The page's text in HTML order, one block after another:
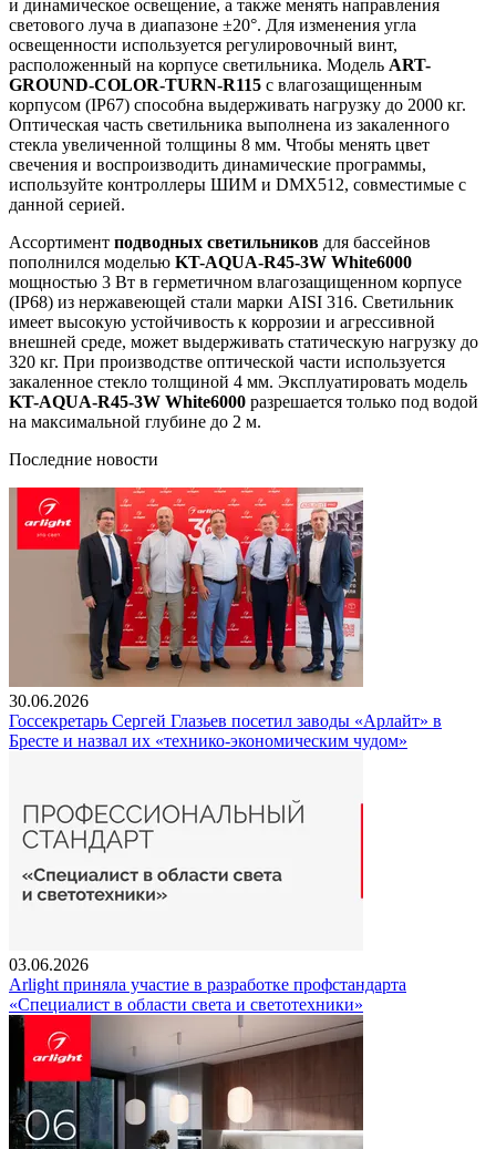
и динамическое освещение, а также менять направления
светового луча в диапазоне ±20°. Для изменения угла
освещенности используется регулировочный винт,
расположенный на корпусе светильника. Модель ART-
GROUND-COLOR-TURN-R115 с влагозащищенным
корпусом (IP67) способна выдерживать нагрузку до 2000 кг.
Оптическая часть светильника выполнена из закаленного
стекла увеличенной толщины 8 мм. Чтобы менять цвет
свечения и воспроизводить динамические программы,
используйте контроллеры ШИМ и DMX512, совместимые с
данной серией.
Ассортимент подводных светильников для бассейнов
пополнился моделью KT-AQUA-R45-3W White6000
мощностью 3 Вт в герметичном влагозащищенном корпусе
(IP68) из нержавеющей стали марки AISI 316. Светильник
имеет высокую устойчивость к коррозии и агрессивной
внешней среде, может выдерживать статическую нагрузку до
320 кг. При производстве оптической части используется
закаленное стекло толщиной 4 мм. Эксплуатировать модель
KT-AQUA-R45-3W White6000 разрешается только под водой
на максимальной глубине до 2 м.
Последние новости
30.06.2026
Госсекретарь Сергей Глазьев посетил заводы «Арлайт» в
Бресте и назвал их «технико-экономическим чудом»
03.06.2026
Arlight приняла участие в разработке профстандарта
«Специалист в области света и светотехники»